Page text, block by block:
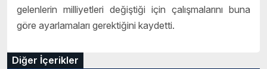
gelenlerin milliyetleri değiştiği için çalışmalarını buna
göre ayarlamaları gerektiğini kaydetti.
Diğer İçerikler